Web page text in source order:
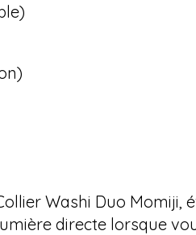
Washi Duo Momiji,
directe lorsque